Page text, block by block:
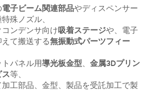
電子ビーム関連部品やディスペンサー
殊ノズル、
ンデンサ向け吸着ステージや、電子
て搬送する無振動式パーツフィー
パネル用導光板金型、 金属3Dプリン
等、
工部品、金型、製品を受託加工で製